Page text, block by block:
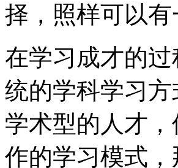
择，照样可以
在学习成才的
统的学科学习
学术型的人才
作的学习模式